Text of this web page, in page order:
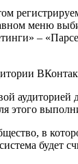
меню
–
аудиторией
этого
в
будет